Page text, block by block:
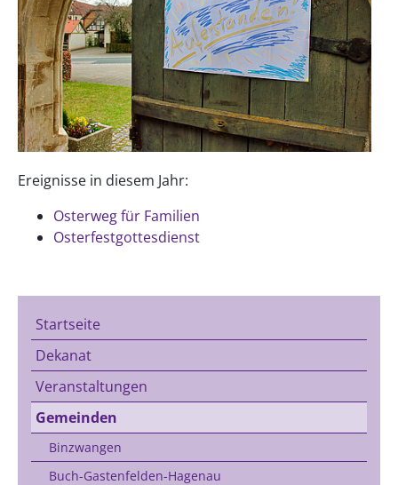
Ereignisse in diesem Jahr:
Osterweg für Familien
Osterfestgottesdienst
Startseite
Dekanat
Veranstaltungen
Gemeinden
Binzwangen
Buch-Gastenfelden-Hagenau